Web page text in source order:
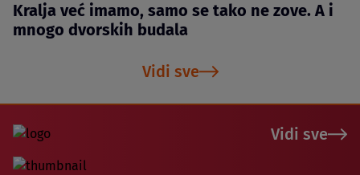
Kralja već imamo, samo se tako ne zove. A i
mnogo dvorskih budala
Vidi sve
Vidi sve